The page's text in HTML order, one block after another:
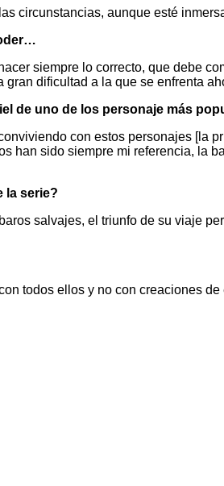
circunstancias, aunque esté
siempre lo correcto, que debe
dificultad a la que se enfrenta
de uno de los personaje más
con estos personajes [la
han sido siempre mi referencia, la
la serie?
salvajes, el triunfo de su viaje
todos ellos y no con creaciones